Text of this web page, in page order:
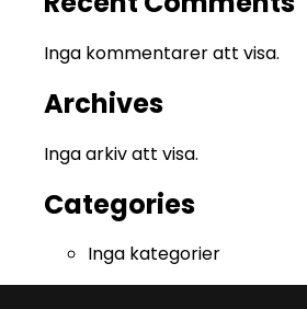
Inga kommentarer att visa.
Archives
Inga arkiv att visa.
Categories
Inga kategorier